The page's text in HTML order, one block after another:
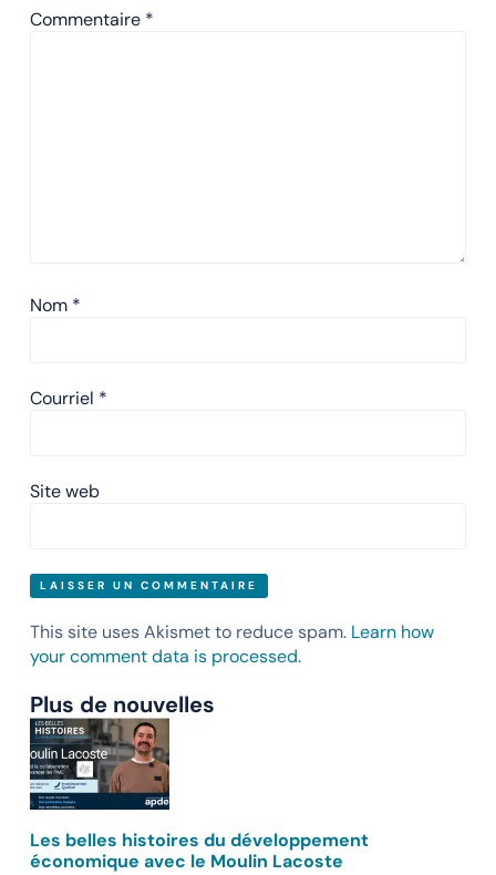
Commentaire *
Nom *
Courriel *
Site web
This site uses Akismet to reduce spam. Learn how
your comment data is processed.
Plus de nouvelles
Les belles histoires du développement
économique avec le Moulin Lacoste